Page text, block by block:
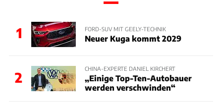
1 FORD-SUV MIT GEELY-TECHNIK
Neuer Kuga kommt 2029
2
CHINA-EXPERTE DANIEL KIRCHERT
„Einige Top-Ten-Autobauer
werden verschwinden“